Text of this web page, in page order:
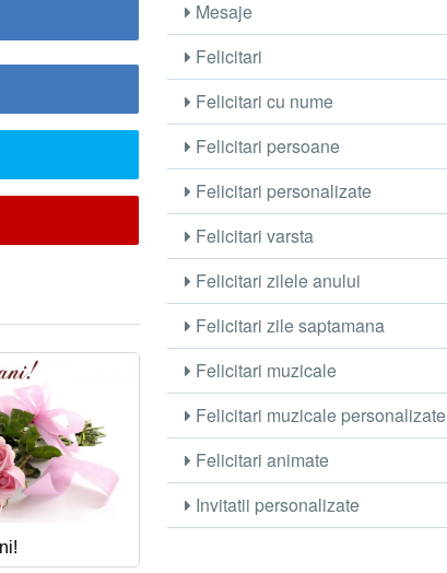
Mesaje
Felicitari
Felicitari cu nume
Felicitari persoane
Felicitari personalizate
Felicitari varsta
Felicitari zilele anului
Felicitari zile saptamana
Felicitari muzicale
Felicitari muzicale personalizate
Felicitari animate
Invitatii personalizate